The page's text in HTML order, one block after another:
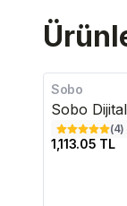
Sobo
Sobo
(4)
1,113.05 TL